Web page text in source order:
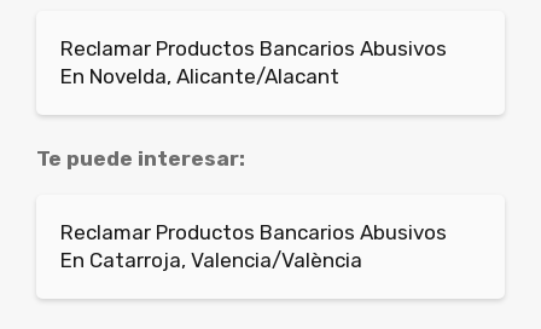
Reclamar Productos Bancarios Abusivos
En Novelda, Alicante/Alacant
Te puede interesar:
Reclamar Productos Bancarios Abusivos
En Catarroja, Valencia/València